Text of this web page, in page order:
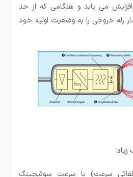
می یابد و هنگامی که از حد
رله خروجی را به وضعیت اولیه خود
سرعت) با سرعت سوئیچینگ